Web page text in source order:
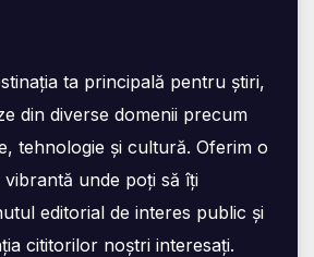
ta principală pentru știri,
din diverse domenii precum
tehnologie și cultură. Oferim o
unde poți să îți
editorial de interes public și
cititorilor noștri interesați.